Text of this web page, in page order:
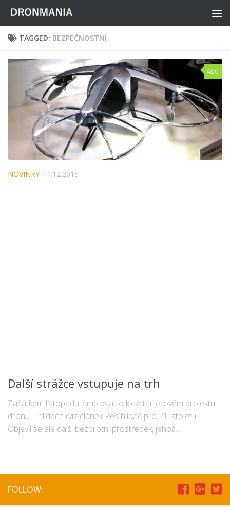
Skip to content
TAGGED: BEZPEČNOSTNÍ
0
NOVINKY 11.12.2015
Další strážce vstupuje na trh
Začátkem listopadu jsme psali o kickstarterovém projektu
dronu – hlídače (viz článek Pes hlídač pro 21. století).
Objevil se ale další bezpilotní prostředek, jehož...
FOLLOW: